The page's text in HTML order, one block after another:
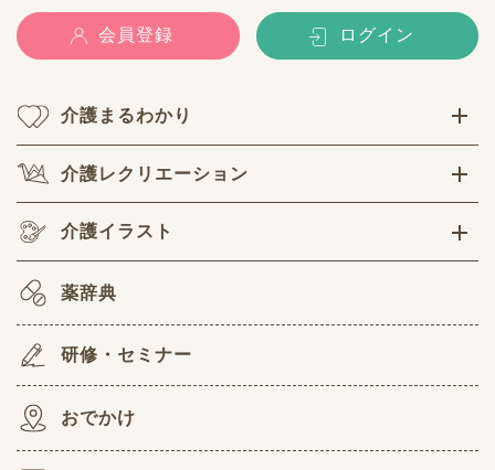
会員登録 ログイン
介護まるわかり
介護レクリエーション
介護イラスト
薬辞典
研修・セミナー
おでかけ